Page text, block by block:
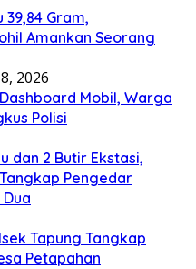
Gram,
Amankan Seorang
2026
Mobil, Warga
Polisi
dan 2 Butir Ekstasi,
Pengedar
Tapung Tangkap
Petapahan